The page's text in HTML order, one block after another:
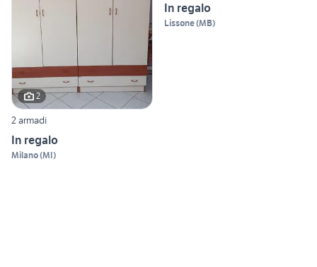
2
2 armadi
In regalo
Milano(MI)
In regalo
Lissone(MB)